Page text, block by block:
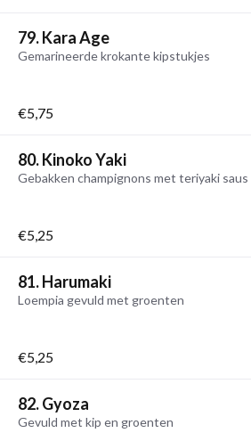
79. Kara Age
Gemarineerde krokante kipstukjes
€5,75
80. Kinoko Yaki
Gebakken champignons met teriyaki saus
€5,25
81. Harumaki
Loempia gevuld met groenten
€5,25
82. Gyoza
Gevuld met kip en groenten